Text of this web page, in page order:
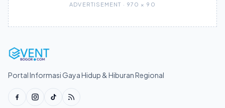
ADVERTISEMENT · 970 × 90
Portal Informasi Gaya Hidup & Hiburan Regional